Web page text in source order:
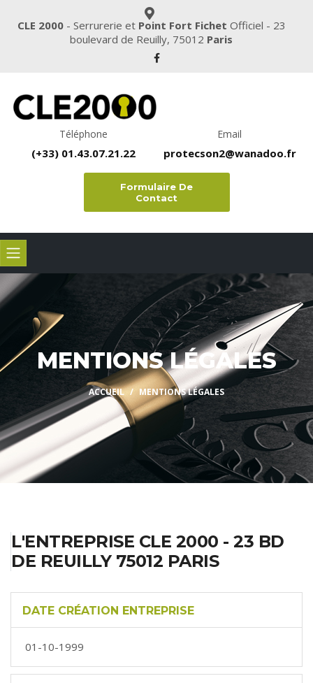
CLE 2000- Serrurerie et Point Fort Fichet Officiel - 23
boulevard de Reuilly, 75012 Paris
Téléphone
(+33) 01.43.07.21.22
Email
protecson2@wanadoo.fr
Formulaire De
Contact
MENTIONS LÉGALES
ACCUEIL MENTIONS LÉGALES
L'ENTREPRISE CLE 2000 - 23 BD
DE REUILLY 75012 PARIS
DATE CRÉATION ENTREPRISE
01-10-1999